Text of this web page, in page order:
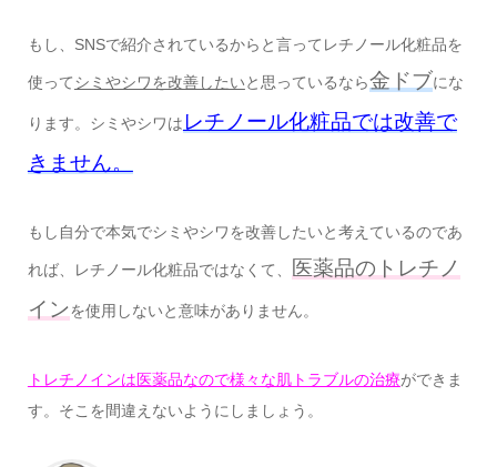
もし、SNSで紹介されているからと言ってレチノール化粧品を
使ってシミやシワを改善したいと思っているなら金ドブにな
ります。シミやシワは レチノール化粧品では改善で
きません。
もし自分で本気でシミやシワを改善したいと考えているのであ
れば、レチノール化粧品ではなくて、
医薬品のトレチノ
インを使用しないと意味がありません。
トレチノインは医薬品なので様々な肌トラブルの治療ができま
す。そこを間違えないようにしましょう。